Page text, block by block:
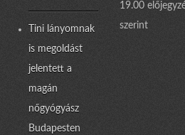
Tini lányomnak
is megoldást
jelentett a
magán
nőgyógyász
Budapesten
19.00
szerint